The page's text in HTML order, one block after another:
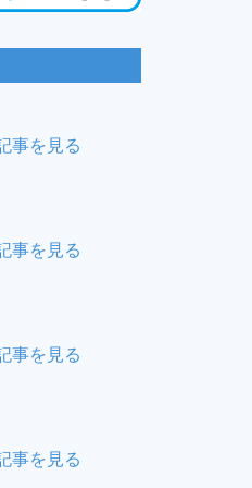
事を見る
事を見る
事を見る
事を見る